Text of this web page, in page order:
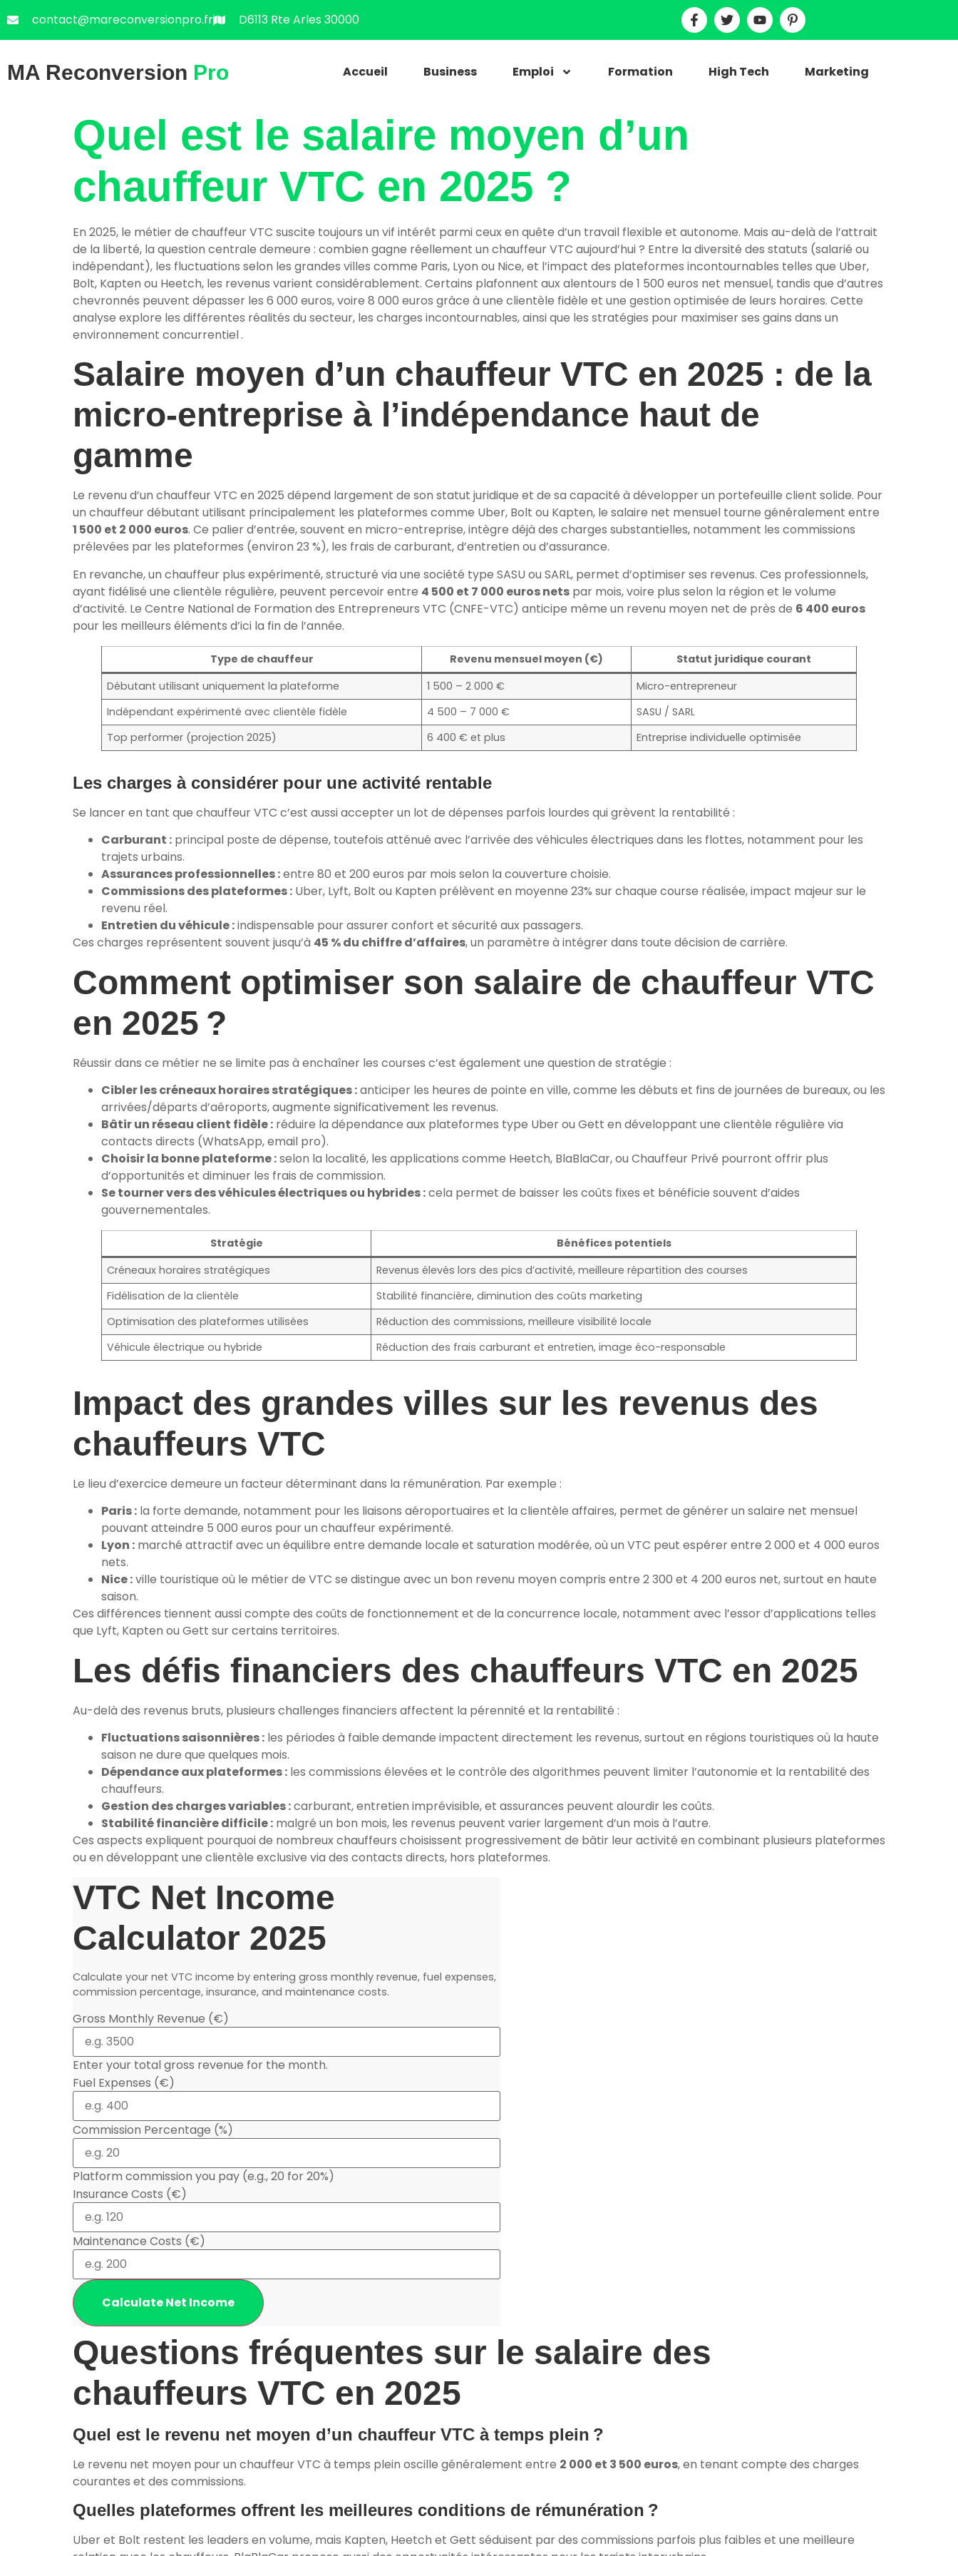
contact@mareconversionpro.fr D6113 Rte Arles 30000
MA Reconversion Pro Accueil Business Emploi Formation High Tech Marketing
Quel est le salaire moyen d’un
chauffeur VTC en 2025 ?
En 2025, le métier de chauffeur VTC suscite toujours un vif intérêt parmi ceux en quête d’un travail flexible et autonome. Mais au-delà de l’attrait
de la liberté, la question centrale demeure : combien gagne réellement un chauffeur VTC aujourd’hui ? Entre la diversité des statuts (salarié ou
indépendant), les fluctuations selon les grandes villes comme Paris, Lyon ou Nice, et l’impact des plateformes incontournables telles que Uber,
Bolt, Kapten ou Heetch, les revenus varient considérablement. Certains plafonnent aux alentours de 1 500 euros net mensuel, tandis que d’autres
chevronnés peuvent dépasser les 6 000 euros, voire 8 000 euros grâce à une clientèle fidèle et une gestion optimisée de leurs horaires. Cette
analyse explore les différentes réalités du secteur, les charges incontournables, ainsi que les stratégies pour maximiser ses gains dans un
environnement concurrentiel .
Salaire moyen d’un chauffeur VTC en 2025 : de la
micro-entreprise à l’indépendance haut de
gamme
Le revenu d’un chauffeur VTC en 2025 dépend largement de son statut juridique et de sa capacité à développer un portefeuille client solide. Pour
un chauffeur débutant utilisant principalement les plateformes comme Uber, Bolt ou Kapten, le salaire net mensuel tourne généralement entre
1 500 et 2 000 euros. Ce palier d’entrée, souvent en micro-entreprise, intègre déjà des charges substantielles, notamment les commissions
prélevées par les plateformes (environ 23 %), les frais de carburant, d’entretien ou d’assurance.
En revanche, un chauffeur plus expérimenté, structuré via une société type SASU ou SARL, permet d’optimiser ses revenus. Ces professionnels,
ayant fidélisé une clientèle régulière, peuvent percevoir entre 4 500 et 7 000 euros nets par mois, voire plus selon la région et le volume
d’activité. Le Centre National de Formation des Entrepreneurs VTC (CNFE-VTC) anticipe même un revenu moyen net de près de 6 400 euros
pour les meilleurs éléments d’ici la fin de l’année.
Type de chauffeur Revenu mensuel moyen (€)
Statut juridique courant
Débutant utilisant uniquement la plateforme
1 500 – 2 000 €
Micro-entrepreneur
Indépendant expérimenté avec clientèle fidèle
4 500 – 7 000 €
SASU / SARL
Top performer (projection 2025)
6 400 € et plus Entreprise individuelle optimisée
Les charges à considérer pour une activité rentable
Se lancer en tant que chauffeur VTC c’est aussi accepter un lot de dépenses parfois lourdes qui grèvent la rentabilité :
Carburant : principal poste de dépense, toutefois atténué avec l’arrivée des véhicules électriques dans les flottes, notamment pour les
trajets urbains.
Assurances professionnelles :entre 80 et 200 euros par mois selon la couverture choisie.
Commissions des plateformes : Uber, Lyft, Bolt ou Kapten prélèvent en moyenne 23% sur chaque course réalisée, impact majeur sur le
revenu réel.
Entretien du véhicule :indispensable pour assurer confort et sécurité aux passagers.
Ces charges représentent souvent jusqu’à 45 % du chiffre d’affaires, un paramètre à intégrer dans toute décision de carrière.
Comment optimiser son salaire de chauffeur VTC
en 2025 ?
Réussir dans ce métier ne se limite pas à enchaîner les courses c’est également une question de stratégie :
Cibler les créneaux horaires stratégiques :anticiper les heures de pointe en ville, comme les débuts et fins de journées de bureaux, ou les
arrivées/départs d’aéroports, augmente significativement les revenus.
Bâtir un réseau client fidèle : réduire la dépendance aux plateformes type Uber ou Gett en développant une clientèle régulière via
contacts directs (WhatsApp, email pro).
Choisir la bonne plateforme :selon la localité, les applications comme Heetch, BlaBlaCar, ou Chauffeur Privé pourront offrir plus
d’opportunités et diminuer les frais de commission.
Se tourner vers des véhicules électriques ou hybrides :cela permet de baisser les coûts fixes et bénéficie souvent d’aides
gouvernementales.
Stratégie
Bénéfices potentiels
Créneaux horaires stratégiques
Revenus élevés lors des pics d’activité, meilleure répartition des courses
Fidélisation de la clientèle
Stabilité financière, diminution des coûts marketing
Optimisation des plateformes utilisées
Réduction des commissions, meilleure visibilité locale
Véhicule électrique ou hybride
Réduction des frais carburant et entretien, image éco-responsable
Impact des grandes villes sur les revenus des
chauffeurs VTC
Le lieu d’exercice demeure un facteur déterminant dans la rémunération. Par exemple :
Paris : la forte demande, notamment pour les liaisons aéroportuaires et la clientèle affaires, permet de générer un salaire net mensuel
pouvant atteindre 5 000 euros pour un chauffeur expérimenté.
Lyon : marché attractif avec un équilibre entre demande locale et saturation modérée, où un VTC peut espérer entre 2 000 et 4 000 euros
nets.
Nice :ville touristique où le métier de VTC se distingue avec un bon revenu moyen compris entre 2 300 et 4 200 euros net, surtout en haute
saison.
Ces différences tiennent aussi compte des coûts de fonctionnement et de la concurrence locale, notamment avec l’essor d’applications telles
que Lyft, Kapten ou Gett sur certains territoires.
Les défis financiers des chauffeurs VTC en 2025
Au-delà des revenus bruts, plusieurs challenges financiers affectent la pérennité et la rentabilité :
Fluctuations saisonnières : les périodes à faible demande impactent directement les revenus, surtout en régions touristiques où la haute
saison ne dure que quelques mois.
Dépendance aux plateformes : les commissions élevées et le contrôle des algorithmes peuvent limiter l’autonomie et la rentabilité des
chauffeurs.
Gestion des charges variables :carburant, entretien imprévisible, et assurances peuvent alourdir les coûts.
Stabilité financière difficile : malgré un bon mois, les revenus peuvent varier largement d’un mois à l’autre.
Ces aspects expliquent pourquoi de nombreux chauffeurs choisissent progressivement de bâtir leur activité en combinant plusieurs plateformes
ou en développant une clientèle exclusive via des contacts directs, hors plateformes.
VTC Net Income
Calculator 2025
Calculate your net VTC income by entering gross monthly revenue, fuel expenses,
commission percentage, insurance, and maintenance costs.
Gross Monthly Revenue (€)
Enter your total gross revenue for the month.
Fuel Expenses (€)
Commission Percentage (%)
Platform commission you pay (e.g., 20 for 20%)
Insurance Costs (€)
Maintenance Costs (€)
Calculate Net Income
Questions fréquentes sur le salaire des
chauffeurs VTC en 2025
Quel est le revenu net moyen d’un chauffeur VTC à temps plein ?
Le revenu net moyen pour un chauffeur VTC à temps plein oscille généralement entre 2 000 et 3 500 euros, en tenant compte des charges
courantes et des commissions.
Quelles plateformes offrent les meilleures conditions de rémunération ?
Uber et Bolt restent les leaders en volume, mais Kapten, Heetch et Gett séduisent par des commissions parfois plus faibles et une meilleure